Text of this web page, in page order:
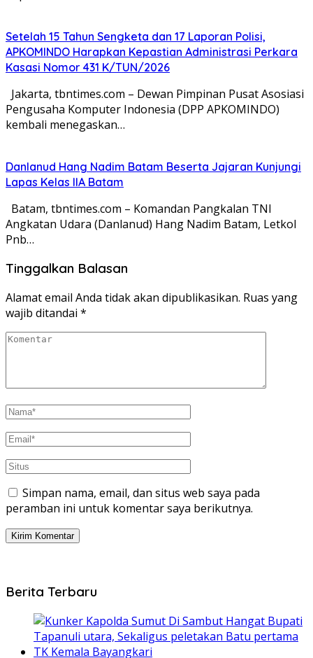
Setelah 15 Tahun Sengketa dan 17 Laporan Polisi,
APKOMINDO Harapkan Kepastian Administrasi Perkara
Kasasi Nomor 431 K/TUN/2026
Jakarta, tbntimes.com – Dewan Pimpinan Pusat Asosiasi
Pengusaha Komputer Indonesia (DPP APKOMINDO)
kembali menegaskan…
Danlanud Hang Nadim Batam Beserta Jajaran Kunjungi
Lapas Kelas IIA Batam
Batam, tbntimes.com – Komandan Pangkalan TNI
Angkatan Udara (Danlanud) Hang Nadim Batam, Letkol
Pnb…
Tinggalkan Balasan
Alamat email Anda tidak akan dipublikasikan. Ruas yang
wajib ditandai *
Simpan nama, email, dan situs web saya pada
peramban ini untuk komentar saya berikutnya.
Berita Terbaru